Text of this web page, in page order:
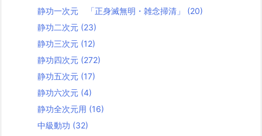
静功一次元 「正身滅無明・雑念掃清」 (20)
静功二次元 (23)
静功三次元 (12)
静功四次元 (272)
静功五次元 (17)
静功六次元 (4)
静功全次元用 (16)
中級動功 (32)